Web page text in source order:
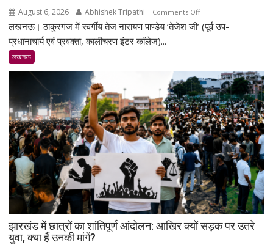
August 6, 2026 Abhishek Tripathi Comments Offon
पुण्यतिथि
नारायण
पाण्डेय
‘तेजेश
जी’
को
भावभीनी
श्रद्धांजलि,
बड़ी
संख्या
में
जुटे
शिक्षाविद्
लखनऊ। ठाकुरगंज में स्वर्गीय तेज नारायण पाण्डेय ‘तेजेश जी’ (पूर्व उप-
प्रधानाचार्य एवं प्रवक्ता, कालीचरण इंटर कॉलेज)...
लखनऊ
झारखंड में छात्रों का शांतिपूर्ण आंदोलन: आखिर क्यों सड़क पर उतरे
युवा, क्या हैं उनकी मांगें?